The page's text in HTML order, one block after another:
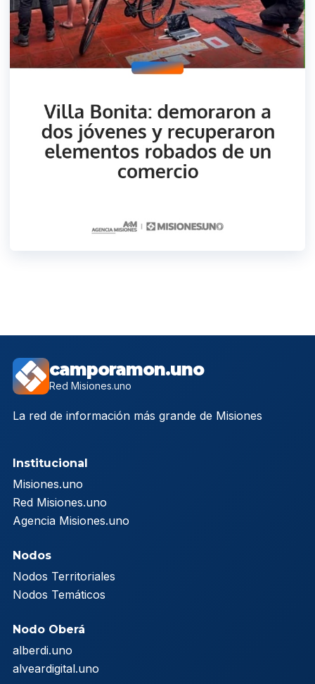
camporamon.uno
Red Misiones.uno
La red de información más grande de Misiones
Institucional
Misiones.uno
Red Misiones.uno
Agencia Misiones.uno
Nodos
Nodos Territoriales
Nodos Temáticos
Nodo Oberá
alberdi.uno
alveardigital.uno